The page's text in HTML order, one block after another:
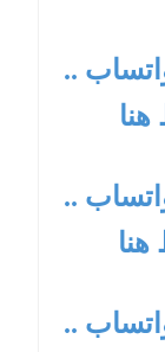
..
..
..